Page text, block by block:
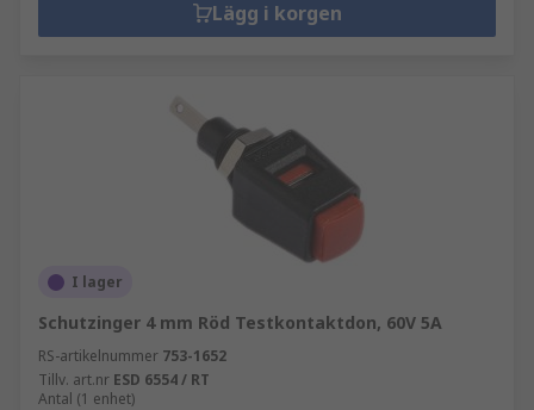
Lägg i korgen
I lager
Schutzinger 4 mm Röd Testkontaktdon, 60V 5A
RS-artikelnummer 753-1652
Tillv. art.nr ESD 6554 / RT
Antal (1 enhet)